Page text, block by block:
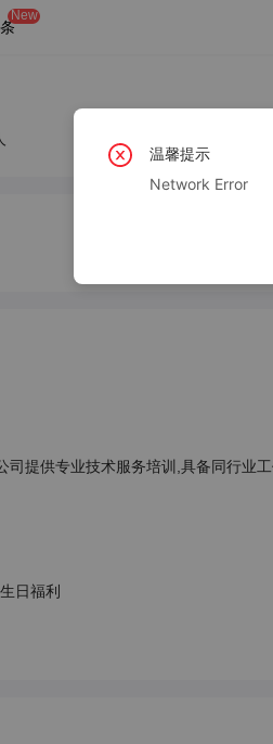
New
提供专业技术服务培训,具备同行业
日福利
温馨提示
Network Error